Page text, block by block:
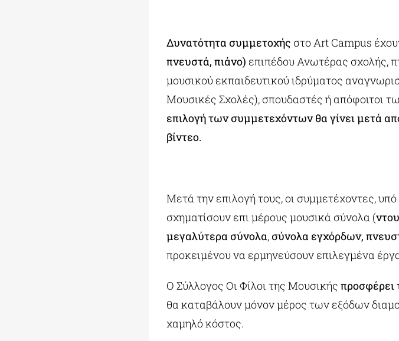
Δυνατότητα συμμετοχής στο Art Campus
πνευστά, πιάνο) επιπέδου Ανωτέρας σχολής,
μουσικού εκπαιδευτικού ιδρύματος
Μουσικές Σχολές), σπουδαστές ή απόφοιτοι
επιλογή των συμμετεχόντων θα γίνει μετά
βίντεο.
Μετά την επιλογή τους, οι συμμετέχοντες,
σχηματίσουν επι μέρους μουσικά σύνολα (
μεγαλύτερα σύνολα, σύνολα εγχόρδων,
προκειμένου να ερμηνεύσουν επιλεγμένα
Ο Σύλλογος Οι Φίλοι της Μουσικής προσφέρει
θα καταβάλουν μόνον μέρος των εξόδων
χαμηλό κόστος.